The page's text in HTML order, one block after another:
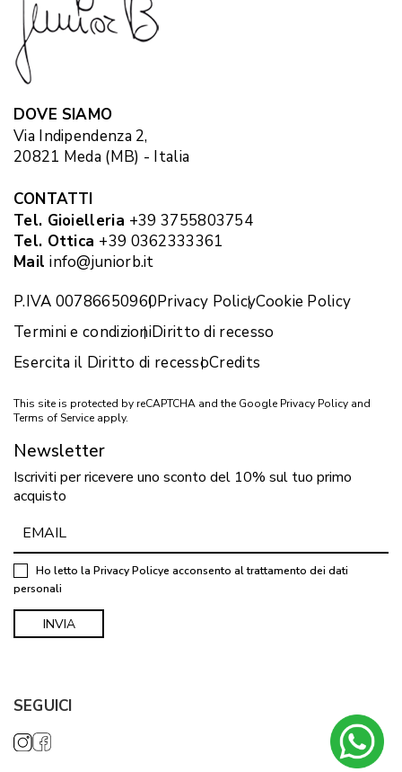
DOVE SIAMO
Via Indipendenza 2,
20821 Meda (MB) - Italia
CONTATTI
Tel. Gioielleria +39 3755803754
Tel. Ottica +39 0362333361
Mail info@juniorb.it
P.IVA 00786650960Privacy PolicyCookie Policy
Termini e condizioniDiritto di recesso
Esercita il Diritto di recessoCredits
This site is protected by reCAPTCHA and the Google Privacy Policy and
Terms of Service apply.
Newsletter
Iscriviti per ricevere uno sconto del 10% sul tuo primo
acquisto
Ho letto la Privacy Policye acconsento al trattamento dei dati
personali
SEGUICI